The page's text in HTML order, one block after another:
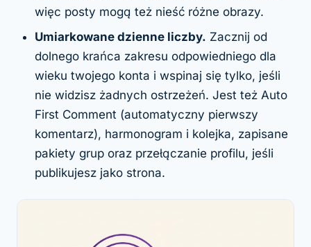
więc posty mogą też nieść różne obrazy.
Umiarkowane dzienne liczby. Zacznij od
dolnego krańca zakresu odpowiedniego dla
wieku twojego konta i wspinaj się tylko, jeśli
nie widzisz żadnych ostrzeżeń. Jest też Auto
First Comment (automatyczny pierwszy
komentarz), harmonogram i kolejka, zapisane
pakiety grup oraz przełączanie profilu, jeśli
publikujesz jako strona.